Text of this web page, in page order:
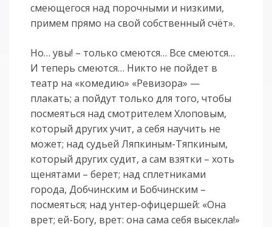
смеющегося над порочными и низкими,
примем прямо на свой собственный счёт».
Но… увы! – только смеются… Все смеются…
И теперь смеются… Никто не пойдет в
театр на «комедию» «Ревизора» —
плакать; а пойдут только для того, чтобы
посмеяться над смотрителем Хлоповым,
который других учит, а себя научить не
может; над судьей Ляпкиным-Тяпкиным,
который других судит, а сам взятки – хоть
щенятами – берет; над сплетниками
города, Добчинским и Бобчинским –
посмеяться; над унтер-офицершей: «Она
врет; ей-Богу, врет: она сама себя высекла!»